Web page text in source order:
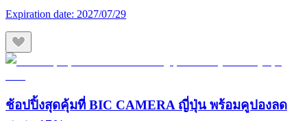
Expiration date: 2027/07/29
ช้อปปิ้งสุดคุ้มที่ BIC CAMERA ญี่ปุ่น พร้อมคูปองลด